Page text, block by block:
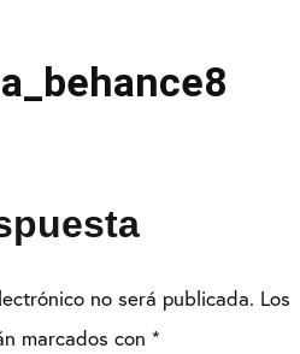
no será publicada. Los
marcados con *